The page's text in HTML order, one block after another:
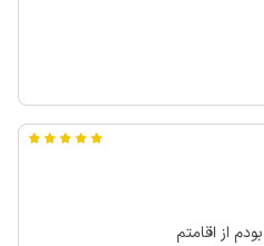
از اقامتم